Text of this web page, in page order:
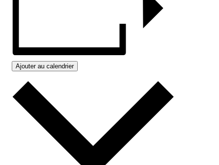
Ajouter au calendrier